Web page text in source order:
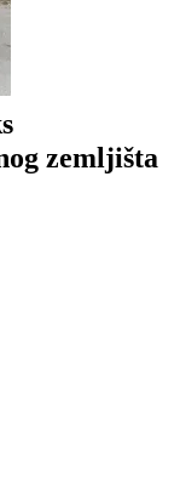
zemljišta